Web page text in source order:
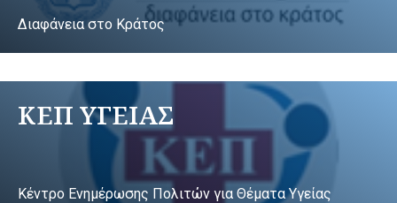
Διαφάνεια στο Κράτος
ΚΕΠ ΥΓΕΙΑΣ
Κέντρο Ενημέρωσης Πολιτών για Θέματα Υγείας